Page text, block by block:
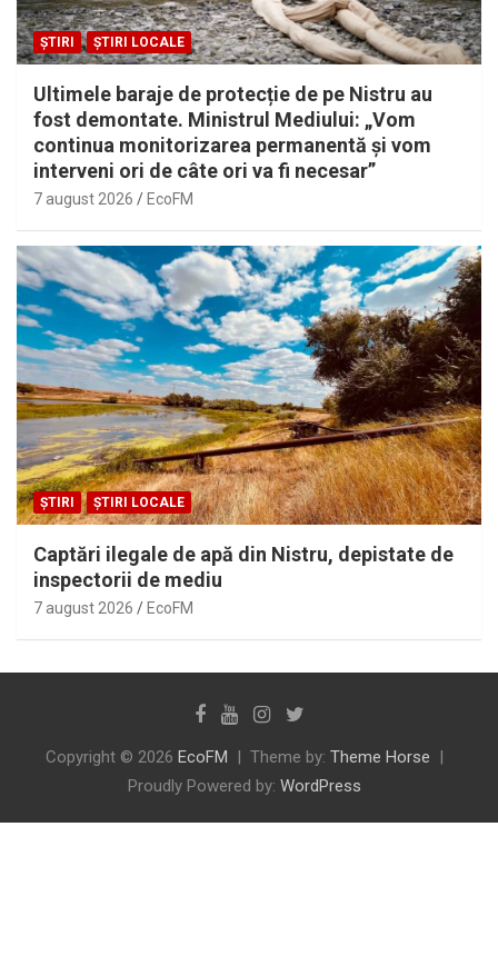
ȘTIRI ȘTIRI LOCALE
Ultimele baraje de protecție de pe Nistru au
fost demontate. Ministrul Mediului: „Vom
continua monitorizarea permanentă și vom
interveni ori de câte ori va fi necesar”
7 august 2026 EcoFM
ȘTIRI ȘTIRI LOCALE
Captări ilegale de apă din Nistru, depistate de
inspectorii de mediu
7 august 2026 EcoFM
Copyright © 2026 EcoFM Theme by: Theme Horse
Proudly Powered by: WordPress